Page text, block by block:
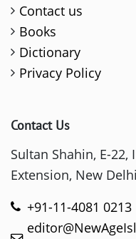
Contact us
Books
Dictionary
Privacy Policy
Contact Us
Sultan Shahin, E-22,
Extension, New
+91-11-4081 0213